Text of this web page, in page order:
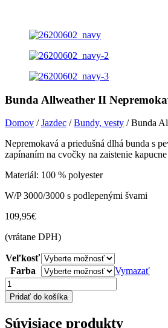
Bunda Allweather II
Domov /Jazdec /Bundy, vesty / Bunda
Nepremokavá a priedušná dlhá bunda s
zapínaním na cvočky na zaistenie
Materiál: 100 % polyester
W/P 3000/3000 s podlepenými švami
109,95€
(vrátane DPH)
Veľkosť
Farba
Vymazať
množstvo
Bunda
Allweather
Pridať do košíka
Súvisiace produkty